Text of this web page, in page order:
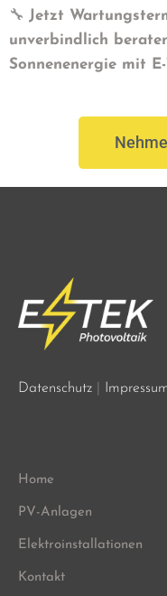
🔧 Jetzt
unverbindlich
Sonnenenergie mit E-
Datenschutz
Home
PV-Anlagen
Elektroinstallationen
Kontakt